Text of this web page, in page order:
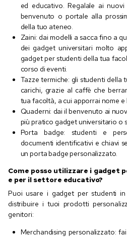
ed educativo. Regalale ai
benvenuto o portale alla
della tuo ateneo.
Zaini: dai modelli a sacca fino a
dei gadget universitari molto
gadget per studenti della tua
corso di eventi.
Tazze termiche: gli studenti della
carichi, grazie al caffè che
tua facoltà, a cui apporrai nome e
Quaderni: dai il benvenuto ai
più pratico gadget universitario o
Porta badge: studenti e
documenti identificativi e chiavi
un porta badge personalizzato.
Come posso utilizzare i gadget
e per il settore educativo?
Puoi usare i gadget per studenti in
distribuire i tuoi prodotti
genitori:
Merchandising personalizzato: